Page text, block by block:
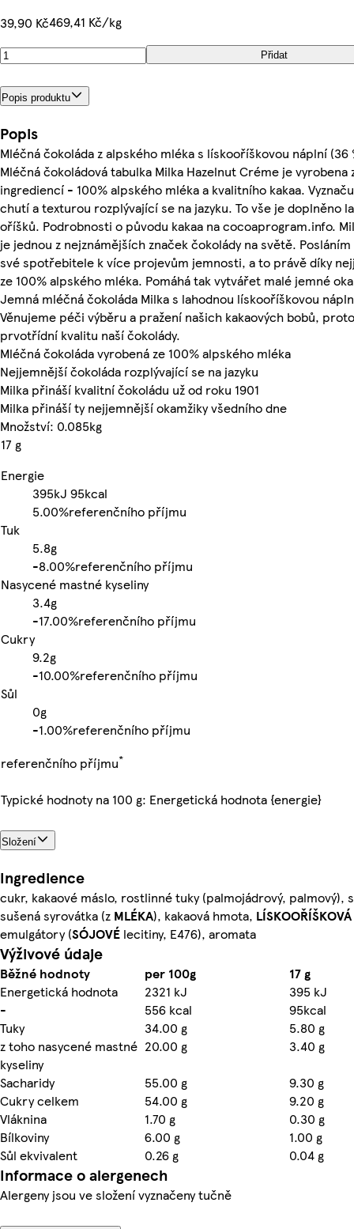
39,90 Kč469,41 Kč/kg
Přidat
Popis produktu
Popis
Mléčná čokoláda z alpského mléka s lískooříškovou náplní (36
Mléčná čokoládová tabulka Milka Hazelnut Créme je vyrobena
ingrediencí - 100% alpského mléka a kvalitního kakaa.
chutí a texturou rozplývající se na jazyku. To vše je doplněno
oříšků. Podrobnosti o původu kakaa na cocoaprogram.info.
je jednou z nejznámějších značek čokolády na světě.
své spotřebitele k více projevům jemnosti, a to právě díky
ze 100% alpského mléka. Pomáhá tak vytvářet malé jemné
Jemná mléčná čokoláda Milka s lahodnou lískooříškovou
Věnujeme péči výběru a pražení našich kakaových bobů,
prvotřídní kvalitu naší čokolády.
Mléčná čokoláda vyrobená ze 100% alpského mléka
Nejjemnější čokoláda rozplývající se na jazyku
Milka přináší kvalitní čokoládu už od roku 1901
Milka přináší ty nejjemnější okamžiky všedního dne
Množství: 0.085kg
17 g
Energie
395kJ 95kcal
5.00%referenčního příjmu
Tuk
5.8g
-8.00%referenčního příjmu
Nasycené mastné kyseliny
3.4g
-17.00%referenčního příjmu
Cukry
9.2g
-10.00%referenčního příjmu
Sůl
0g
-1.00%referenčního příjmu
referenčního příjmu*
Typické hodnoty na 100 g: Energetická hodnota {energie}
Složení
Ingredience
cukr, kakaové máslo, rostlinné tuky (palmojádrový, palmový),
sušená syrovátka (z MLÉKA), kakaová hmota, LÍSKOOŘÍŠKOVÁ
emulgátory (SÓJOVÉ lecitiny, E476), aromata
Výživové údaje
Běžné hodnoty per 100g
17 g
Energetická hodnota
2321 kJ
395 kJ
-
556 kcal
95kcal
Tuky
34.00 g
5.80 g
z toho nasycené mastné
kyseliny
20.00 g
3.40 g
Sacharidy
55.00 g
9.30 g
Cukry celkem
54.00 g
9.20 g
Vláknina
1.70 g
0.30 g
Bílkoviny
6.00 g
1.00 g
Sůl ekvivalent
0.26 g 0.04 g
Informace o alergenech
Alergeny jsou ve složení vyznačeny tučně